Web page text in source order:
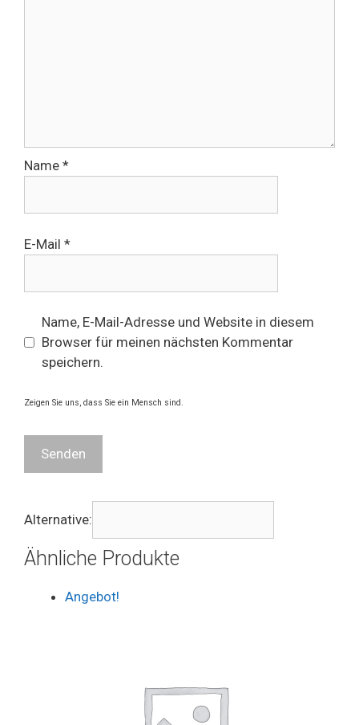
Name *
E-Mail *
Name, E-Mail-Adresse und Website in diesem
Browser für meinen nächsten Kommentar
speichern.
Zeigen Sie uns, dass Sie ein Mensch sind.
Alternative:
Ähnliche Produkte
Angebot!